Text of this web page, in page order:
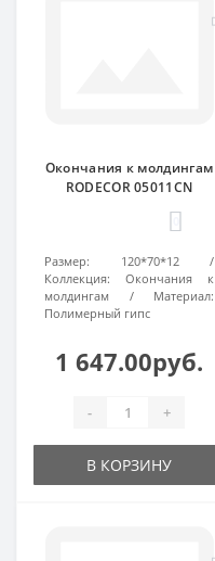
Окончания к молдингам
RODECOR 05011CN
Размер:
120*70*12
Коллекция:
Окончания к
молдингам
Материал:
Полимерный гипс
1 647.00руб.
- +
В КОРЗИНУ